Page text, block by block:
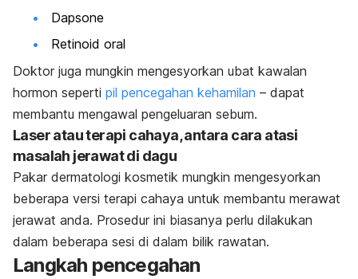
Dapsone
Retinoid oral
Doktor juga mungkin mengesyorkan ubat kawalan
hormon seperti pil pencegahan kehamilan – dapat
membantu mengawal pengeluaran sebum.
Laser atau terapi cahaya, antara cara atasi
masalah jerawat di dagu
Pakar dermatologi kosmetik mungkin mengesyorkan
beberapa versi terapi cahaya untuk membantu merawat
jerawat anda. Prosedur ini biasanya perlu dilakukan
dalam beberapa sesi di dalam bilik rawatan.
Langkah pencegahan